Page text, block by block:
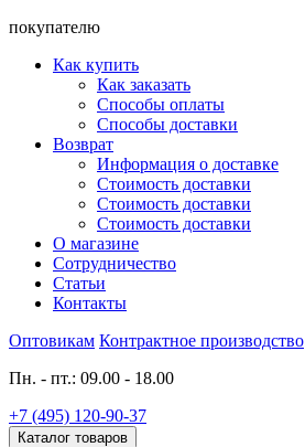
покупателю
Как купить
Как заказать
Способы оплаты
Способы доставки
Возврат
Информация о доставке
Стоимость доставки
Стоимость доставки
Стоимость доставки
О магазине
Сотрудничество
Статьи
Контакты
Оптовикам Контрактное производство
Пн. - пт.: 09.00 - 18.00
+7 (495) 120-90-37
Каталог товаров